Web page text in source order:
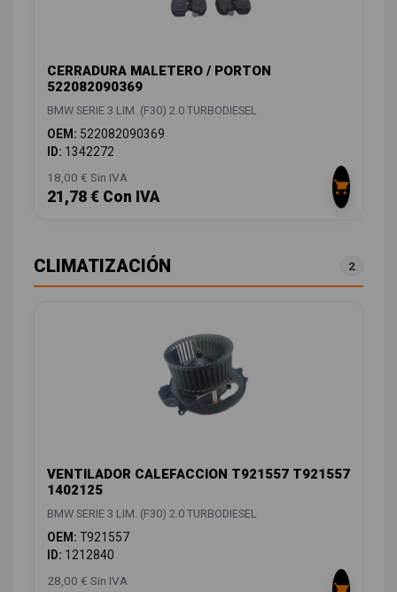
CERRADURA MALETERO / PORTON
522082090369
BMW SERIE 3 LIM. (F30) 2.0 TURBODIESEL
OEM: 522082090369
ID: 1342272
18,00 € Sin IVA
21,78 € Con IVA
CLIMATIZACIÓN 2
VENTILADOR CALEFACCION T921557 T921557
1402125
BMW SERIE 3 LIM. (F30) 2.0 TURBODIESEL
OEM: T921557
ID: 1212840
28,00 € Sin IVA